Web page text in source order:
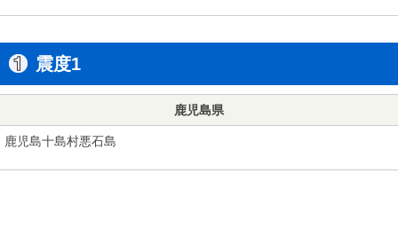
震度1
鹿児島県
鹿児島十島村悪石島